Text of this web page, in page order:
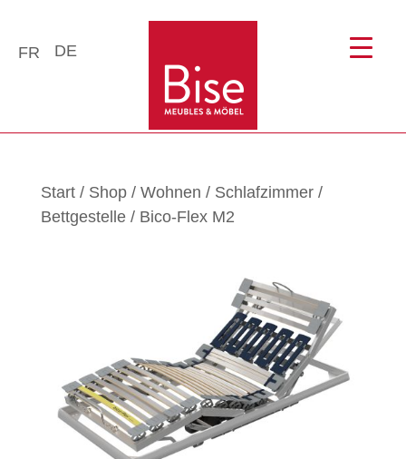
FR DE
Start/ Shop/ Wohnen / Schlafzimmer/
Bettgestelle/ Bico-Flex M2